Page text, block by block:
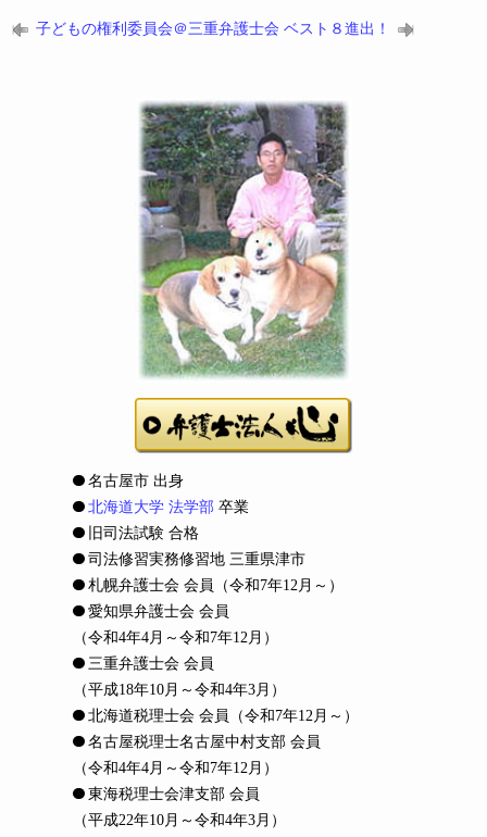
子どもの権利委員会＠三重弁護士会 ベスト８進出！
名古屋市 出身
北海道大学 法学部 卒業
旧司法試験 合格
司法修習実務修習地 三重県津市
札幌弁護士会 会員
（令和7年12月～）
愛知県弁護士会 会員
（令和4年4月～令和7年12月）
三重弁護士会 会員
（平成18年10月～令和4年3月）
北海道税理士会 会員
（令和7年12月～）
名古屋税理士名古屋中村支部 会員
（令和4年4月～令和7年12月）
東海税理士会津支部 会員
（平成22年10月～令和4年3月）